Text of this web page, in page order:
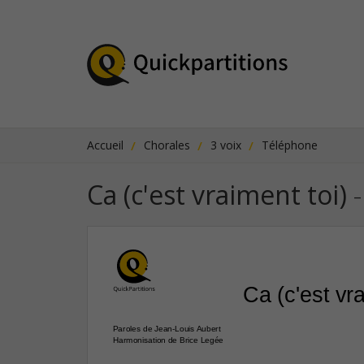
Accueil Chorales 3 voix Téléphone
Ca (c'est vraiment toi) -
Ca (c'est
Paroles de Jean-Louis Aubert
Harmonisation de Brice Legée